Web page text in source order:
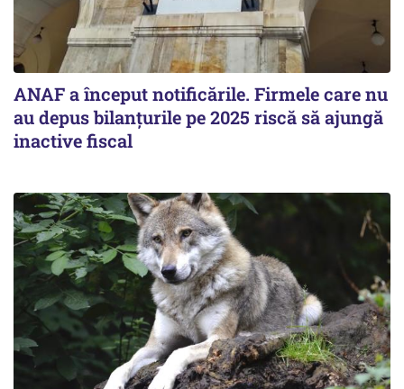
ANAF a început notificările. Firmele care nu
au depus bilanțurile pe 2025 riscă să ajungă
inactive fiscal